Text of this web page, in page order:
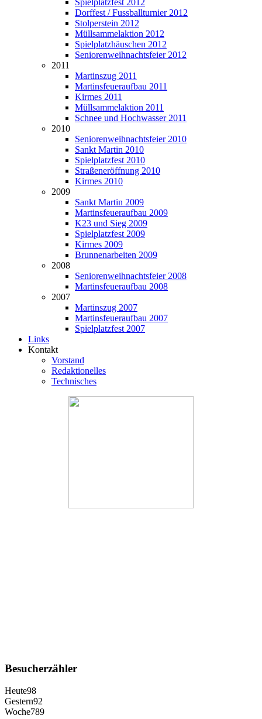
Spielplatzfest 2012
Dorffest / Fussballturnier 2012
Stolperstein 2012
Müllsammelaktion 2012
Spielplatzhäuschen 2012
Seniorenweihnachtsfeier 2012
2011
Martinszug 2011
Martinsfeueraufbau 2011
Kirmes 2011
Müllsammelaktion 2011
Schnee und Hochwasser 2011
2010
Seniorenweihnachtsfeier 2010
Sankt Martin 2010
Spielplatzfest 2010
Straßeneröffnung 2010
Kirmes 2010
2009
Sankt Martin 2009
Martinsfeueraufbau 2009
K23 und Sieg 2009
Spielplatzfest 2009
Kirmes 2009
Brunnenarbeiten 2009
2008
Seniorenweihnachtsfeier 2008
Martinsfeueraufbau 2008
2007
Martinszug 2007
Martinsfeueraufbau 2007
Spielplatzfest 2007
Links
Kontakt
Vorstand
Redaktionelles
Technisches
Besucherzähler
Heute98
Gestern92
Woche789